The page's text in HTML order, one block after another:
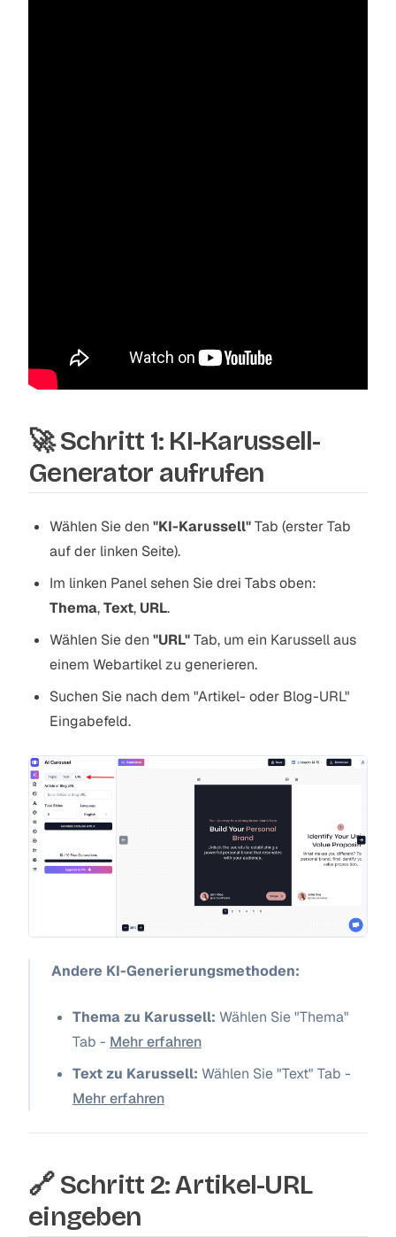
🚀 Schritt 1: KI-Karussell-
Generator aufrufen
Wählen Sie den "KI-Karussell"Tab (erster Tab
auf der linken Seite).
Im linken Panel sehen Sie drei Tabs oben:
Thema,Text, URL.
Wählen Sie den "URL"Tab, um ein Karussell aus
einem Webartikel zu generieren.
Suchen Sie nach dem "Artikel- oder Blog-URL"
Eingabefeld.
Andere KI-Generierungsmethoden:
Thema zu Karussell: Wählen Sie "Thema"
Tab - Mehr erfahren
Text zu Karussell: Wählen Sie "Text" Tab -
Mehr erfahren
🔗 Schritt 2: Artikel-URL
eingeben